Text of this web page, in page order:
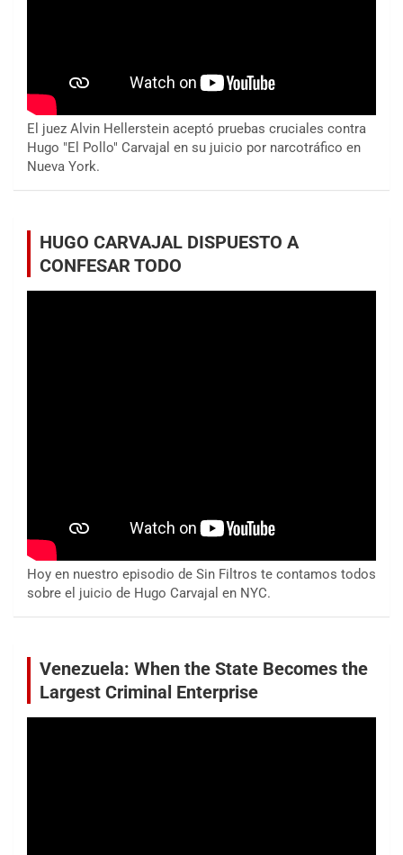
El juez Alvin Hellerstein aceptó pruebas cruciales contra
Hugo "El Pollo" Carvajal en su juicio por narcotráfico en
Nueva York.
HUGO CARVAJAL DISPUESTO A
CONFESAR TODO
Hoy en nuestro episodio de Sin Filtros te contamos todos
sobre el juicio de Hugo Carvajal en NYC.
Venezuela: When the State Becomes the
Largest Criminal Enterprise